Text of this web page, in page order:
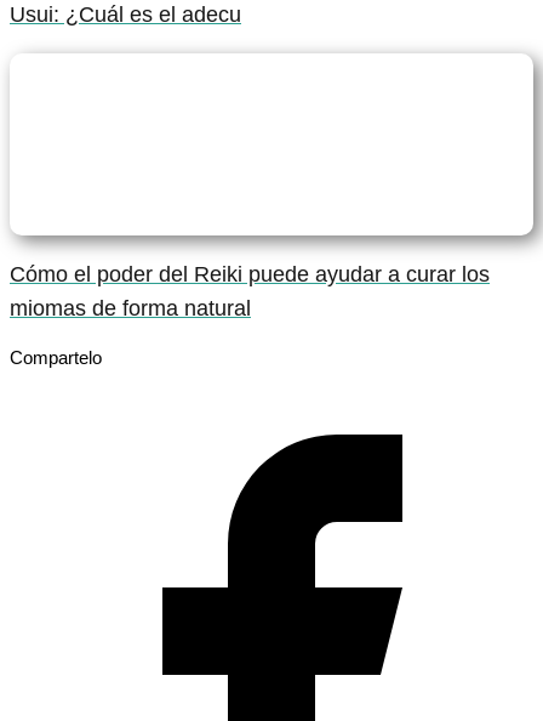
Usui: ¿Cuál es el adecu
Cómo el poder del Reiki puede ayudar a curar los
miomas de forma natural
Compartelo